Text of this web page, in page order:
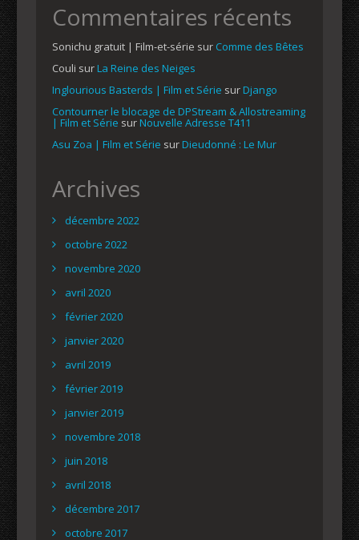
Commentaires récents
Sonichu gratuit | Film-et-série sur Comme des Bêtes
Couli surLa Reine des Neiges
Inglourious Basterds | Film et Série surDjango
Contourner le blocage de DPStream & Allostreaming
| Film et Série surNouvelle Adresse T411
Asu Zoa | Film et Série surDieudonné : Le Mur
Archives
décembre 2022
octobre 2022
novembre 2020
avril 2020
février 2020
janvier 2020
avril 2019
février 2019
janvier 2019
novembre 2018
juin 2018
avril 2018
décembre 2017
octobre 2017